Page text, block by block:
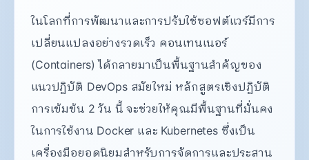
ในโลกที่การพัฒนาและการปรับใช้ซอฟต์แวร์มีการ
เปลี่ยนแปลงอย่างรวดเร็ว คอนเทนเนอร์
(Containers) ได้กลายมาเป็นพื้นฐานสำคัญของ
แนวปฏิบัติ DevOps สมัยใหม่ หลักสูตรเชิงปฏิบัติ
การเข้มข้น 2 วัน นี้ จะช่วยให้คุณมีพื้นฐานที่มั่นคง
ในการใช้งาน Docker และ Kubernetes ซึ่งเป็น
เครื่องมือยอดนิยมสำหรับการจัดการและประสาน